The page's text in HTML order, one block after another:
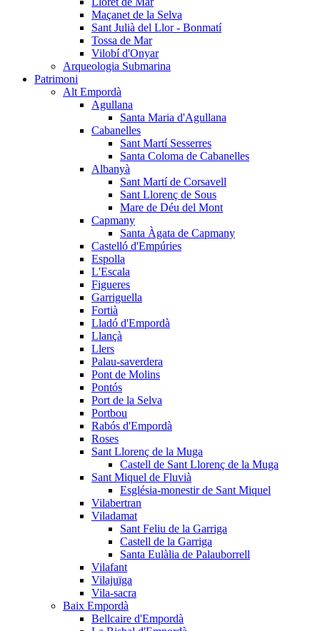
Maçanet de la Selva
Sant Julià del Llor - Bonmatí
Tossa de Mar
Vilobí d'Onyar
Arqueologia Submarina
Patrimoni
Alt Empordà
Agullana
Santa Maria d'Agullana
Cabanelles
Sant Martí Sesserres
Santa Coloma de Cabanelles
Albanyà
Sant Martí de Corsavell
Sant Llorenç de Sous
Mare de Déu del Mont
Capmany
Santa Àgata de Capmany
Castelló d'Empúries
Espolla
L'Escala
Figueres
Garriguella
Fortià
Lladó d'Empordà
Llançà
Llers
Palau-saverdera
Pont de Molins
Pontós
Port de la Selva
Portbou
Rabós d'Empordà
Roses
Sant Llorenç de la Muga
Castell de Sant Llorenç de la Muga
Sant Miquel de Fluvià
Església-monestir de Sant Miquel
Vilabertran
Viladamat
Sant Feliu de la Garriga
Castell de la Garriga
Santa Eulàlia de Palauborrell
Vilafant
Vilajuïga
Vila-sacra
Baix Empordà
Bellcaire d'Empordà